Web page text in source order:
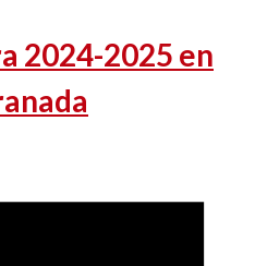
2024-2025 en